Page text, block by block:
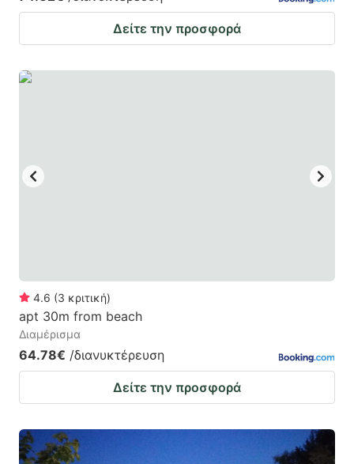
Δείτε την προσφορά
4.6 (3 κριτική)
apt 30m from beach
Διαμέρισμα
64.78€ /διανυκτέρευση
Δείτε την προσφορά